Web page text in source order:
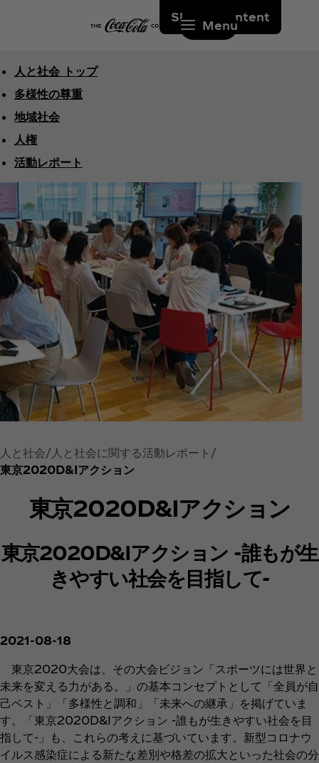
Skip to content
Menu
人と社会 トップ
多様性の尊重
地域社会
人権
活動レポート
人と社会
人と社会に関する活動レポート
東京2020D&Iアクション
東京2020D&Iアクション
東京2020D&Iアクション -誰もが生
きやすい社会を目指して-
2021-08-18
東京2020大会は、その大会ビジョン「スポーツには世界と
未来を変える力がある。」の基本コンセプトとして「全員が自
己ベスト」「多様性と調和」「未来への継承」を掲げていま
す。「東京2020D&Iアクション -誰もが生きやすい社会を目
指して-」も、これらの考えに基づいています。新型コロナウ
イルス感染症による新たな差別や格差の拡大といった社会の分